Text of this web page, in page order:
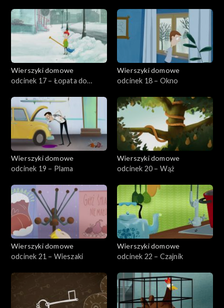
Wierszyki domowe
odcinek 17 – Łopata do
Wierszyki domowe
odcinek 18 – Okno
Wierszyki domowe
odcinek 19 – Plama
Wierszyki domowe
odcinek 20 – Wąż
Wierszyki domowe
odcinek 21 – Wieszaki
Wierszyki domowe
odcinek 22 – Czajnik